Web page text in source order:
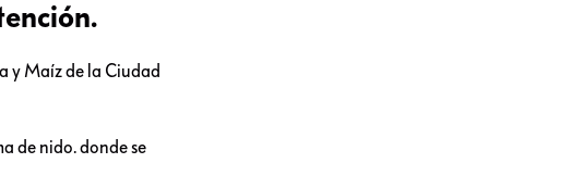
y Maíz de la Ciudad
de nido. donde se